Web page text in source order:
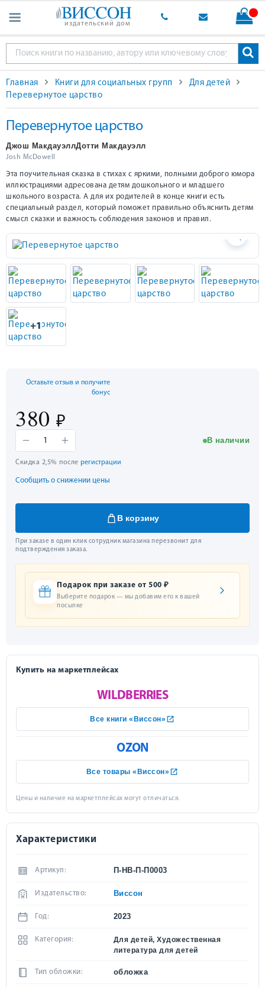
издательский дом
Главная Книги для социальных групп
Для детей
Перевернутое царство
+1
Перевернутое царство
Джош Макдауэлл
Josh McDowell
Дотти Макдауэлл
Эта поучительная сказка в стихах с яркими, полными доброго юмора
иллюстрациями адресована детям дошкольного и младшего
школьного возраста. А для их родителей в конце книги есть
специальный раздел, который поможет правильно объяснить детям
смысл сказки и важность соблюдения законов и правил.
Оставьте отзыв и получите
бонус
380 ₽
− 1 + В наличии
Скидка 2,5% после регистрации
Сообщить о снижении цены
В корзину
При заказе в один клик сотрудник магазина перезвонит для
подтверждения заказа.
Подарок при заказе от 500 ₽
Выберите подарок — мы добавим его к вашей
посылке
Купить на маркетплейсах
WILDBERRIES
Все книги «Виссон»
OZON
Все товары «Виссон»
Цены и наличие на маркетплейсах могут отличаться.
Характеристики
Артикул: П-НВ-П-П0003
Издательство: Виссон
Год: 2023
Категория:
Для детей, Художественная
литература для детей
Тип обложки: обложка